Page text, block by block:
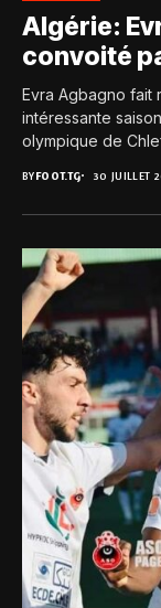
Algérie:
convoité
Evra Agbagno fait
intéressante
olympique de
BYFOOT.TG 30 JUILLET